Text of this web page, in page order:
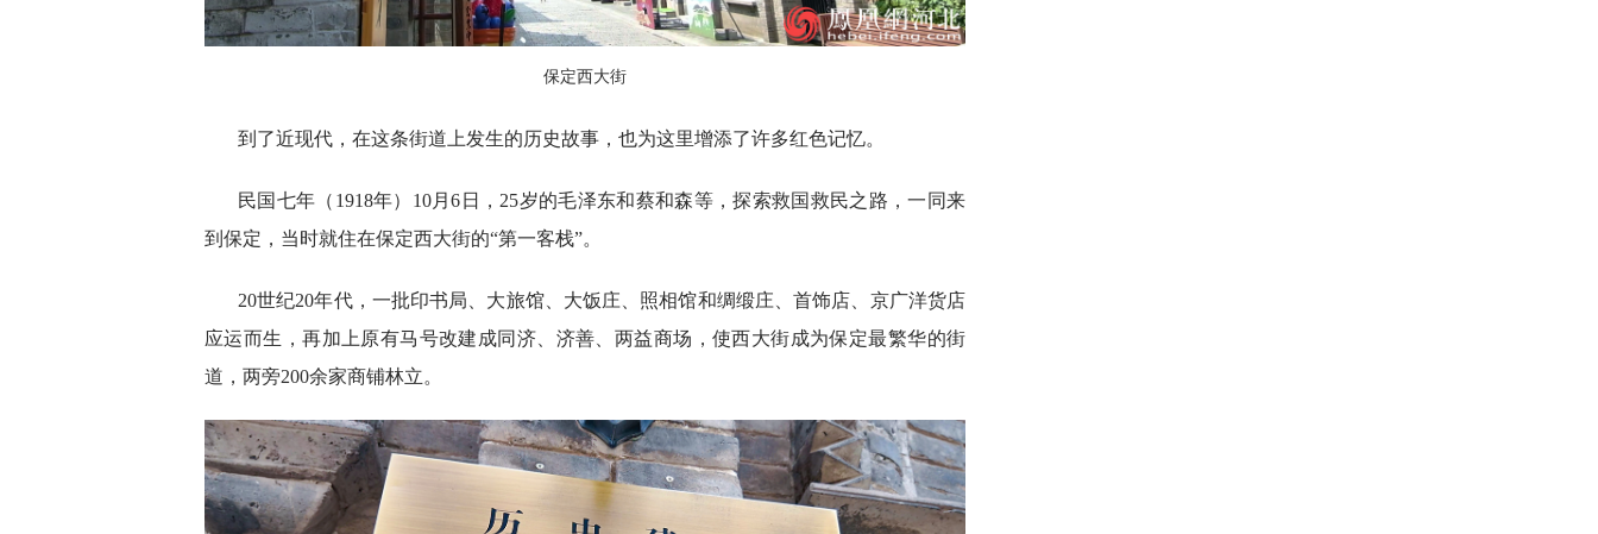
保定西大街
到了近现代，在这条街道上发生的历史故事，也为这里增添了许多红色记忆。
民国七年（1918年）10月6日，25岁的毛泽东和蔡和森等，探索救国救民之路，一同来
到保定，当时就住在保定西大街的“第一客栈”。
20世纪20年代，一批印书局、大旅馆、大饭庄、照相馆和绸缎庄、首饰店、京广洋货店
应运而生，再加上原有马号改建成同济、济善、两益商场，使西大街成为保定最繁华的街
道，两旁200余家商铺林立。